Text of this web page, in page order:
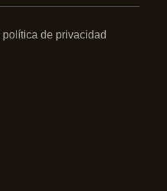
política de privacidad